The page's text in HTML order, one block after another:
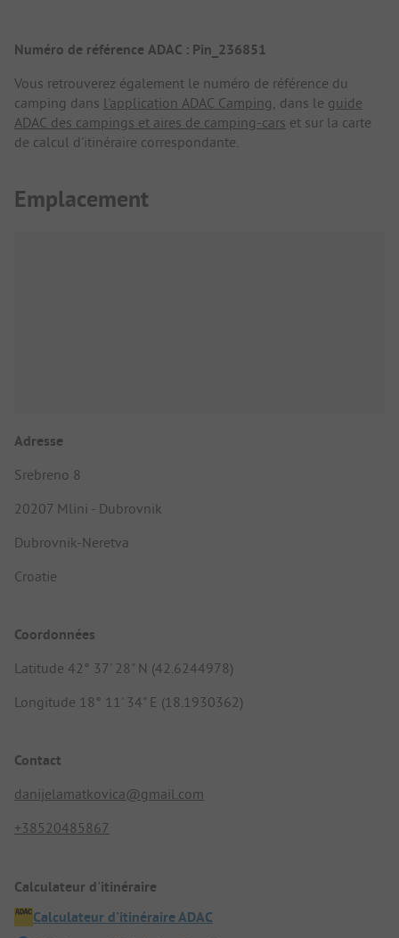
Numéro de référence ADAC : Pin_236851
Vous retrouverez également le numéro de référence du
camping dans l'application ADAC Camping, dans le guide
ADAC des campings et aires de camping-cars et sur la carte
de calcul d'itinéraire correspondante.
Emplacement
Adresse
Srebreno 8
20207 Mlini - Dubrovnik
Dubrovnik-Neretva
Croatie
Coordonnées
Latitude 42° 37' 28" N (42.6244978)
Longitude 18° 11' 34" E (18.1930362)
Contact
danijelamatkovica@gmail.com
+38520485867
Calculateur d'itinéraire
Calculateur d'itinéraire ADAC